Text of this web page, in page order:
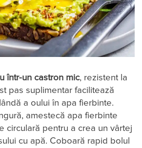
într-un castron mic, rezistent la
pas suplimentar facilitează
a oului în apa fierbinte.
amestecă apa fierbinte
circulară pentru a crea un vârtej
cu apă. Coboară rapid bolul